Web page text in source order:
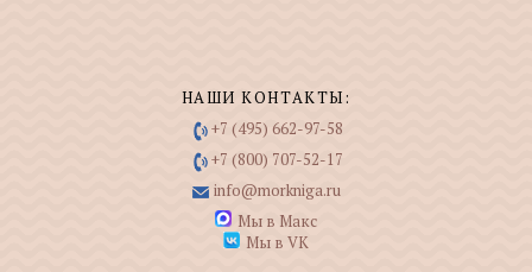
НАШИ КОНТАКТЫ:
+7 (495) 662-97-58
+7 (800) 707-52-17
info@morkniga.ru
Мы в Макс
Мы в VK